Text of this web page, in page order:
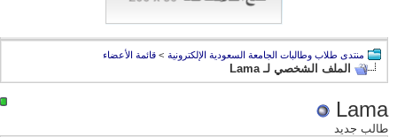
منتدى طلاب وطالبات الجامعة السعودية الإلكترونية > قائمة الأعضاء
الملف الشخصي لـ Lama
Lama
طالب جديد